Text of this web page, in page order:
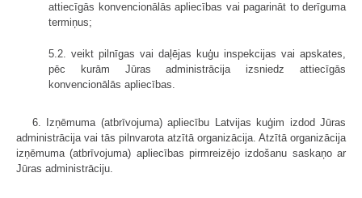
attiecīgās konvencionālās apliecības vai pagarināt to derīguma
termiņus;
5.2. veikt pilnīgas vai daļējas kuģu inspekcijas vai apskates,
pēc kurām Jūras administrācija izsniedz attiecīgās
konvencionālās apliecības.
6. Izņēmuma (atbrīvojuma) apliecību Latvijas kuģim izdod Jūras
administrācija vai tās pilnvarota atzītā organizācija. Atzītā organizācija
izņēmuma (atbrīvojuma) apliecības pirmreizējo izdošanu saskaņo ar
Jūras administrāciju.